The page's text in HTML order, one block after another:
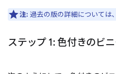
注: 過去の版の詳細については、
ステップ 1: 色付きのビ